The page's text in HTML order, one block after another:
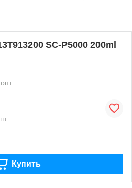
SC-P5000 200ml
Купить